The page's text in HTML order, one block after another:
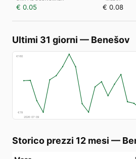
€ 0.05 € 0.08
Ultimi 31 giorni — Benešov
€160
€78
2026-07-09
Storico prezzi 12 mesi —